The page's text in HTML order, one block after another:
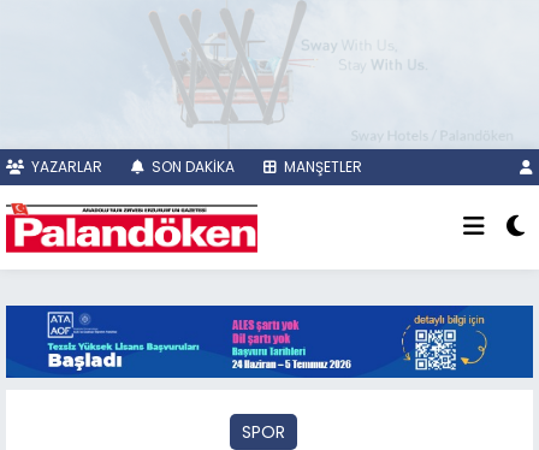
YAZARLAR SON DAKİKA MANŞETLER
SPOR